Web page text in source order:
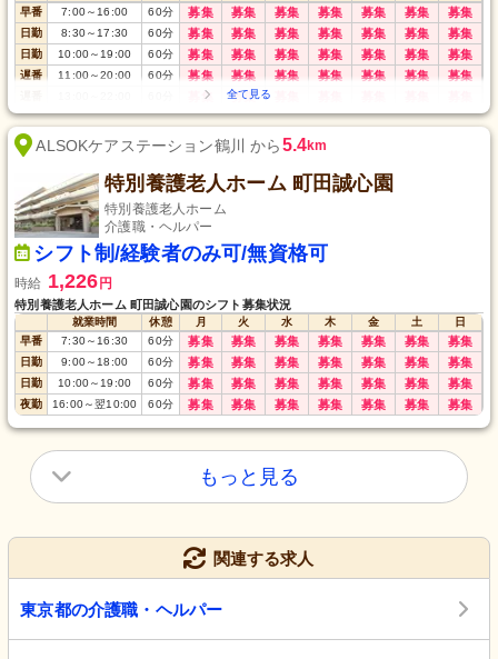
早番
7:00～ 16:00 60分 募集 募集 募集 募集 募集 募集 募集
日勤 8:30～ 17:30 60分 募集 募集 募集 募集 募集 募集 募集
日勤 10:00～ 19:00 60分 募集 募集 募集 募集 募集 募集 募集
遅番 11:00～20:00 60分 募集 募集 募集 募集 募集 募集 募集
募集 募集
夜勤 17:00～翌10:00 60分 募集 募集 募集 募集 募集 募集 募集
深夜 22:00～ 翌7:00 分 募集 募集 募集
ALSOKケアステーション鶴川 から5.4km
特別養護老人ホーム 町田誠心園
特別養護老人ホーム
介護職・ヘルパー
シフト制/経験者のみ可/無資格可
時給 1,226 円
特別養護老人ホーム 町田誠心園のシフト募集状況
就業時間 休憩 月 火 水 木 金 土
日
早番
7:30～16:30 60分 募集 募集 募集 募集 募集 募集 募集
日勤 9:00～18:00 60分 募集 募集 募集 募集 募集 募集 募集
日勤 10:00～19:00 60分 募集 募集 募集 募集 募集 募集 募集
夜勤 16:00～翌10:00 60分 募集 募集 募集 募集 募集 募集 募集
もっと見る
関連する求人
東京都の介護職・ヘルパー